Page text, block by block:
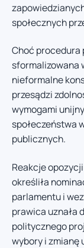
społecznych
Choć procedura
sformalizowana
nieformalne
przesądzi
wymogami
społeczeństwa
publicznych.
Reakcje
określiła
parlamentu i
prawica uznała
politycznego
wybory i zmianę